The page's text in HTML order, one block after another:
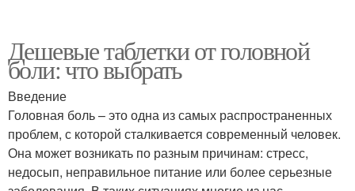
Дешевые таблетки от головной
боли: что выбрать
Введение
Головная боль – это одна из самых распространенных
проблем, с которой сталкивается современный человек.
Она может возникать по разным причинам: стресс,
недосып, неправильное питание или более серьезные